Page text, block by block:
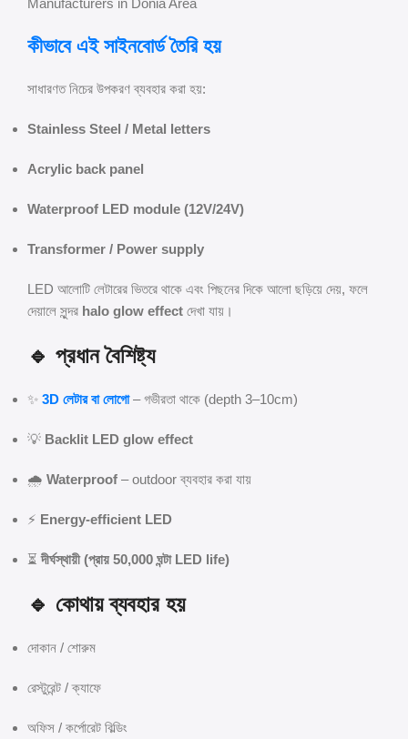
Manufacturers in Donia Area
কীভাবে এই সাইনবোর্ড তৈরি হয়
সাধারণত নিচের উপকরণ ব্যবহার করা হয়:
Stainless Steel / Metal letters
Acrylic back panel
Waterproof LED module (12V/24V)
Transformer / Power supply
LED আলোটি লেটারের ভিতরে থাকে এবং পিছনের দিকে আলো ছড়িয়ে দেয়, ফলে
দেয়ালে সুন্দর halo glow effect দেখা যায়।
🔹 প্রধান বৈশিষ্ট্য
✨ 3D লেটার বা লোগো – গভীরতা থাকে (depth 3–10cm)
💡 Backlit LED glow effect
🌧 Waterproof – outdoor ব্যবহার করা যায়
⚡ Energy-efficient LED
⏳দীর্ঘস্থায়ী (প্রায় 50,000 ঘন্টা LED life)
🔹 কোথায় ব্যবহার হয়
দোকান / শোরুম
রেস্টুরেন্ট / ক্যাফে
অফিস / কর্পোরেট বিল্ডিং